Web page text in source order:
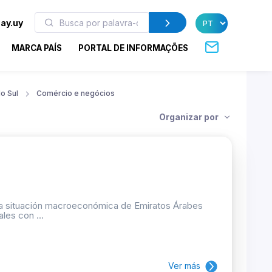
MARCA PAÍS PORTAL DE INFORMAÇÕES
Sul Comércio e negócios
Organizar por
macroeconómica de Emiratos Árabes
con ...
Ver más